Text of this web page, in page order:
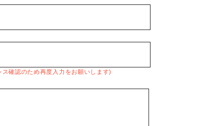
ス確認のため再度入力をお願いします)